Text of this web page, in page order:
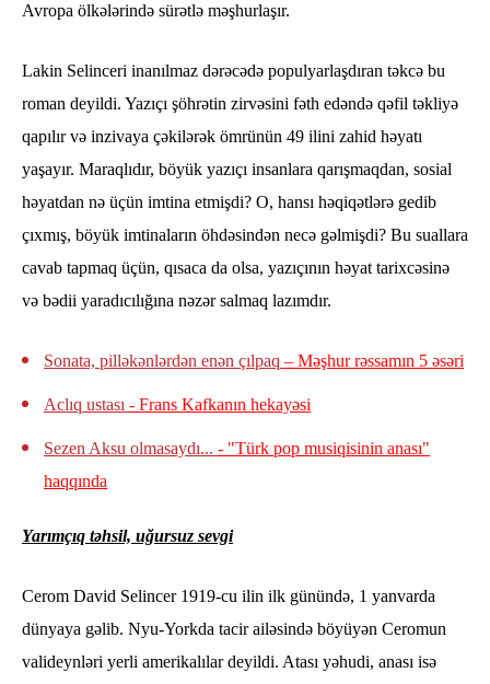
Avropa ölkələrində sürətlə məşhurlaşır.
Lakin Selinceri inanılmaz dərəcədə populyarlaşdıran təkcə bu
roman deyildi. Yazıçı şöhrətin zirvəsini fəth edəndə qəfil təkliyə
qapılır və inzivaya çəkilərək ömrünün 49 ilini zahid həyatı
yaşayır. Maraqlıdır, böyük yazıçı insanlara qarışmaqdan, sosial
həyatdan nə üçün imtina etmişdi? O, hansı həqiqətlərə gedib
çıxmış, böyük imtinaların öhdəsindən necə gəlmişdi? Bu suallara
cavab tapmaq üçün, qısaca da olsa, yazıçının həyat tarixcəsinə
və bədii yaradıcılığına nəzər salmaq lazımdır.
Sonata, pilləkənlərdən enən çılpaq – Məşhur rəssamın 5 əsəri
Aclıq ustası - Frans Kafkanın hekayəsi
Sezen Aksu olmasaydı... - "Türk pop musiqisinin anası"
haqqında
Yarımçıq təhsil, uğursuz sevgi
Cerom David Selincer 1919-cu ilin ilk günündə, 1 yanvarda
dünyaya gəlib. Nyu-Yorkda tacir ailəsində böyüyən Ceromun
valideynləri yerli amerikalılar deyildi. Atası yəhudi, anası isə